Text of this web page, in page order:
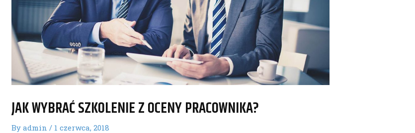
JAK WYBRAĆ SZKOLENIE Z OCENY PRACOWNIKA?
Byadmin/ 1 czerwca, 2018